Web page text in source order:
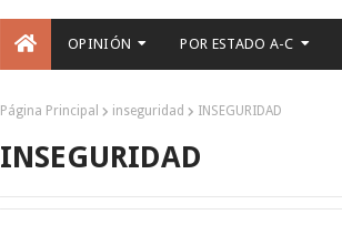
OPINIÓN POR ESTADO A-C
Página Principal inseguridad INSEGURIDAD
INSEGURIDAD